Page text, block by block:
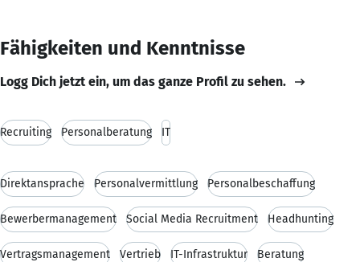
Fähigkeiten und Kenntnisse
Logg Dich jetzt ein, um das ganze Profil zu sehen.
Recruiting Personalberatung IT
Direktansprache Personalvermittlung Personalbeschaffung
Bewerbermanagement Social Media Recruitment Headhunting
Vertragsmanagement Vertrieb IT-Infrastruktur Beratung